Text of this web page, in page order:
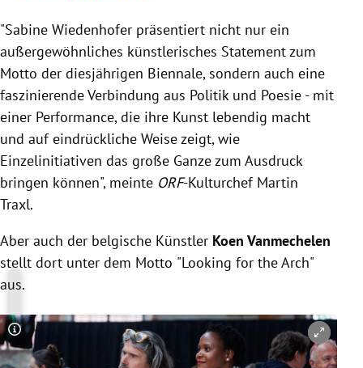
"Sabine Wiedenhofer präsentiert nicht nur ein
außergewöhnliches künstlerisches Statement zum
Motto der diesjährigen Biennale, sondern auch eine
faszinierende Verbindung aus Politik und Poesie - mit
einer Performance, die ihre Kunst lebendig macht
und auf eindrückliche Weise zeigt, wie
Einzelinitiativen das große Ganze zum Ausdruck
bringen können", meinte ORF-Kulturchef Martin
Traxl.
Aber auch der belgische Künstler Koen Vanmechelen
stellt dort unter dem Motto "Looking for the Arch"
aus.
Copyright-Hinweis öffnen/schließen